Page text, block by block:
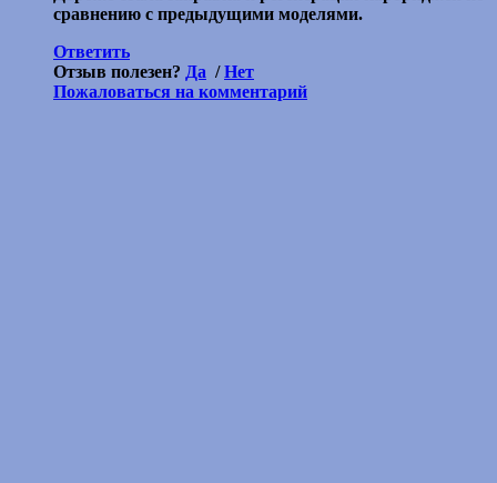
сравнению с предыдущими моделями.
Ответить
Отзыв полезен? Да /Нет
Пожаловаться на комментарий